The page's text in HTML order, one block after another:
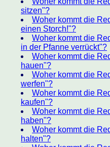
sitzen"?
Woher kommt die
einen Storch!"?
Woher kommt die
in der Pfanne verrückt"?
Woher kommt die
hauen"?
Woher kommt die
werfen"?
Woher kommt die
kaufen"?
Woher kommt die
haben"?
Woher kommt die
halten"?